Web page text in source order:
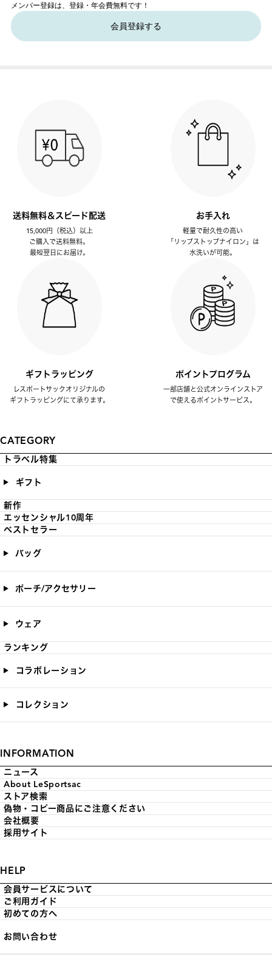
メンバー登録は、登録・年会費無料です！
会員登録する
送料無料＆スピード配送
15,000円（税込）以上
ご購入で送料無料。
最短翌日にお届け。
お手入れ
軽量で耐久性の高い
「リップストップナイロン」は
水洗いが可能。
ギフトラッピング
レスポートサックオリジナルの
ギフトラッピングにて承ります。
ポイントプログラム
一部店舗と公式オンラインストア
で使えるポイントサービス。
CATEGORY
トラベル特集
ギフト
新作
エッセンシャル10周年
ベストセラー
バッグ
ポーチ/アクセサリー
ウェア
ランキング
コラボレーション
コレクション
INFORMATION
ニュース
About LeSportsac
ストア検索
偽物・コピー商品にご注意ください
会社概要
採用サイト
HELP
会員サービスについて
ご利用ガイド
初めての方へ
お問い合わせ